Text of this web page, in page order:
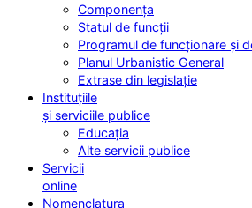
Componența
Statul de funcții
Programul de funcționare și
Planul Urbanistic General
Extrase din legislație
Instituțiile
și serviciile publice
Educația
Alte servicii publice
Servicii
online
Nomenclatura